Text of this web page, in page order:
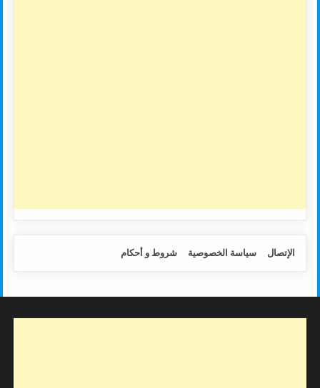
الإتصال سياسة الخصوصية شروط و أحكام